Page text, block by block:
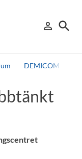
person_outline
Logga in
search
Sök
DEMICOM